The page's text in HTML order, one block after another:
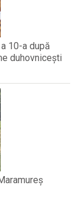
10-a după
duhovnicești